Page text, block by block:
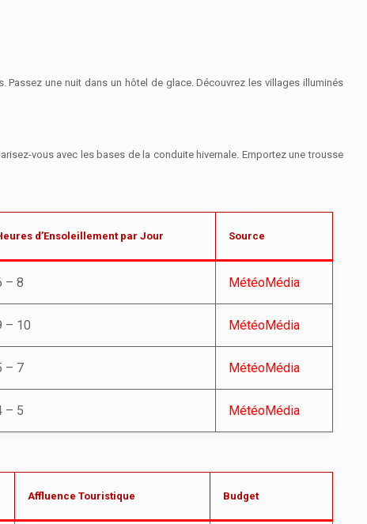
une nuit dans un hôtel de glace. Découvrez les villages illuminés
vous avec les bases de la conduite hivernale. Emportez une trousse
d’Ensoleillement par Jour Source
– 8 MétéoMédia
– 10 MétéoMédia
– 7 MétéoMédia
– 5 MétéoMédia
Affluence Touristique Budget